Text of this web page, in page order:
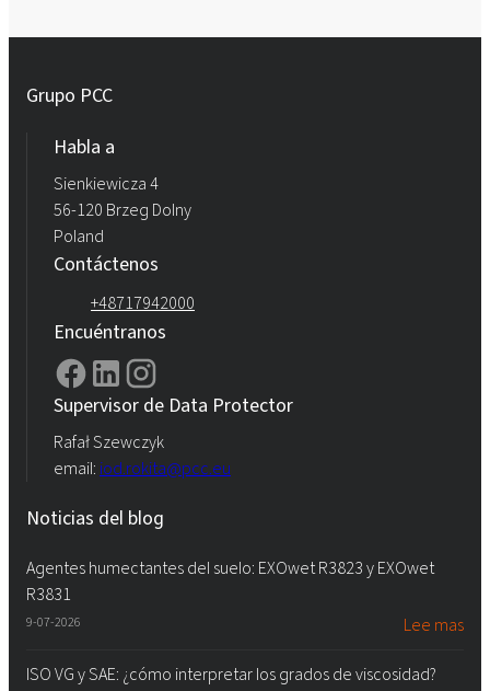
Grupo PCC
Habla a
Sienkiewicza 4
56-120 Brzeg Dolny
Poland
Contáctenos
+48717942000
Encuéntranos
Supervisor de Data Protector
Rafał Szewczyk
email: iod.rokita@pcc.eu
Noticias del blog
Agentes humectantes del suelo: EXOwet R3823 y EXOwet
R3831
9-07-2026 Lee mas
ISO VG y SAE: ¿cómo interpretar los grados de viscosidad?